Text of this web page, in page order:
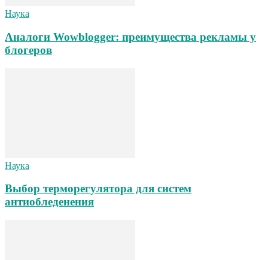
Наука
Аналоги Wowblogger: преимущества рекламы у
блогеров
Наука
Выбор терморегулятора для систем
антиобледенения